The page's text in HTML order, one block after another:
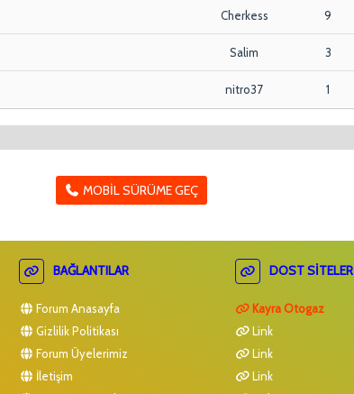
Cherkess 9
Salim 3
nitro37 1
MOBIL SÜRÜME GEÇ
BAĞLANTILAR
Forum Anasayfa
Gizlilik Politikası
Forum Üyelerimiz
İletişim
DOST SITELER
Kayra Otogaz
Link
Link
Link